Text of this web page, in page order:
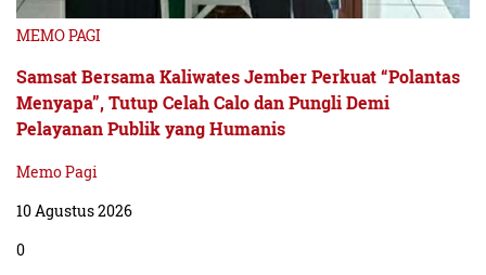
MEMO PAGI
Samsat Bersama Kaliwates Jember Perkuat “Polantas
Menyapa”, Tutup Celah Calo dan Pungli Demi
Pelayanan Publik yang Humanis
Memo Pagi
10 Agustus 2026
0